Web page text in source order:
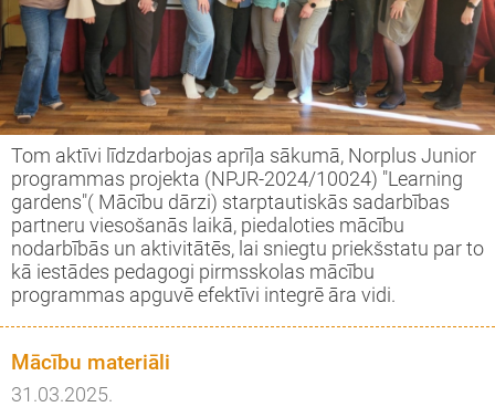
Tom aktīvi līdzdarbojas aprīļa sākumā, Norplus Junior
programmas projekta (NPJR-2024/10024) "Learning
gardens"( Mācību dārzi) starptautiskās sadarbības
partneru viesošanās laikā, piedaloties mācību
nodarbībās un aktivitātēs, lai sniegtu priekšstatu par to
kā iestādes pedagogi pirmsskolas mācību
programmas apguvē efektīvi integrē āra vidi.
Mācību materiāli
31.03.2025.
tiekamies IKT ' 23-24
darba projekts Nr.2023-1-LV02-
VJT-000114519
projekts " We are full of wonder"
darba projekts Nr.2022-1-LV02-
VJT-000080173
brīvprātīgā darba projekts